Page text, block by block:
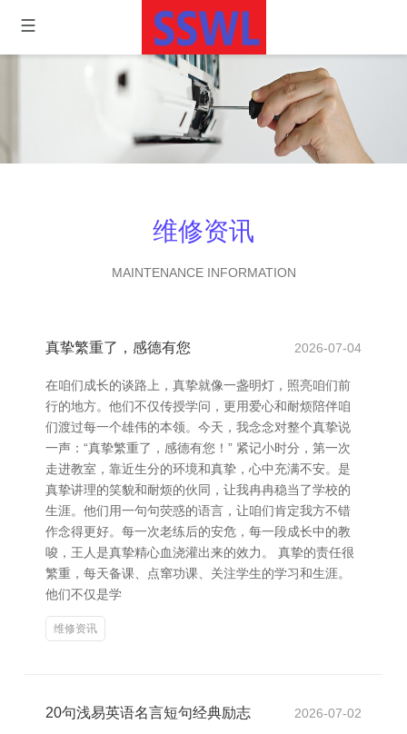
维修资讯
MAINTENANCE INFORMATION
真挚繁重了，感德有您 2026-07-04
在咱们成长的谈路上，真挚就像一盏明灯，照亮咱们前
行的地方。他们不仅传授学问，更用爱心和耐烦陪伴咱
们渡过每一个雄伟的本领。今天，我念念对整个真挚说
一声：“真挚繁重了，感德有您！” 紧记小时分，第一次
走进教室，靠近生分的环境和真挚，心中充满不安。是
真挚讲理的笑貌和耐烦的伙同，让我冉冉稳当了学校的
生涯。他们用一句句荧惑的语言，让咱们肯定我方不错
作念得更好。每一次老练后的安危，每一段成长中的教
唆，王人是真挚精心血浇灌出来的效力。 真挚的责任很
繁重，每天备课、点窜功课、关注学生的学习和生涯。
他们不仅是学
维修资讯
20句浅易英语名言短句经典励志 2026-07-02